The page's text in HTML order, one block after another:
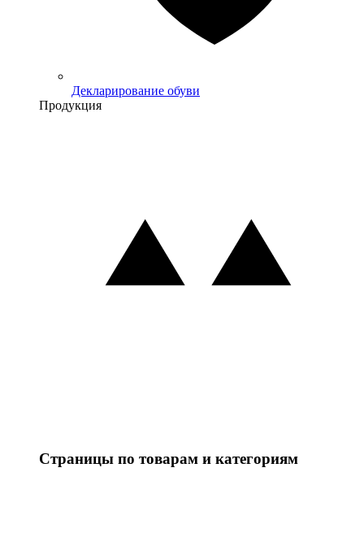
Декларирование обуви
Продукция
Страницы по товарам и категориям